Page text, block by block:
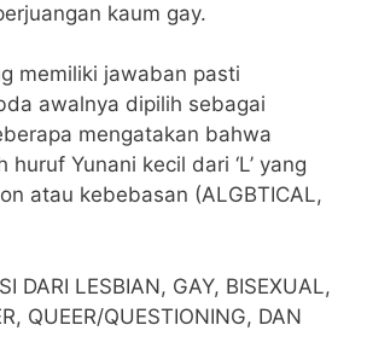
kaum gay.
memiliki jawaban pasti
awalnya dipilih sebagai
mengatakan bahwa
Yunani kecil dari ‘L’ yang
atau kebebasan (ALGBTICAL,
DARI LESBIAN, GAY, BISEXUAL,
QUEER/QUESTIONING, DAN